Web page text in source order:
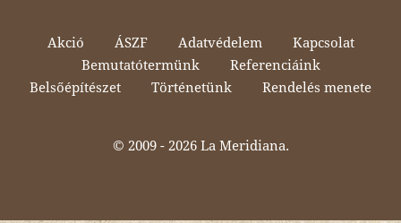
Akció ÁSZF Adatvédelem
Kapcsolat
Bemutatótermünk
Referenciáink
Belsőépítészet
Történetünk Rendelés menete
© 2009 - 2026 La Meridiana.